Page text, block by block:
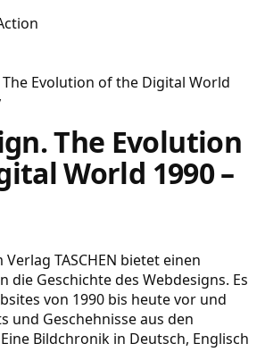
Evolution of the Digital World
The Evolution
World 1990 –
TASCHEN bietet einen
die Geschichte des Webdesigns. Es
von 1990 bis heute vor und
und Geschehnisse aus den
Bildchronik in Deutsch, Englisch